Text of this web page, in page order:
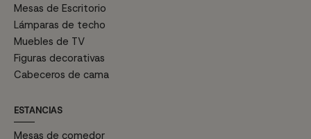
Mesas de Escritorio
Lámparas de techo
Muebles de TV
Figuras decorativas
Cabeceros de cama
ESTANCIAS
Mesas de comedor